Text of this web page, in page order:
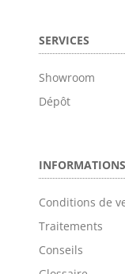
SERVICES
Showroom
Dépôt
INFORMATIONS
Conditions de
Traitements
Conseils